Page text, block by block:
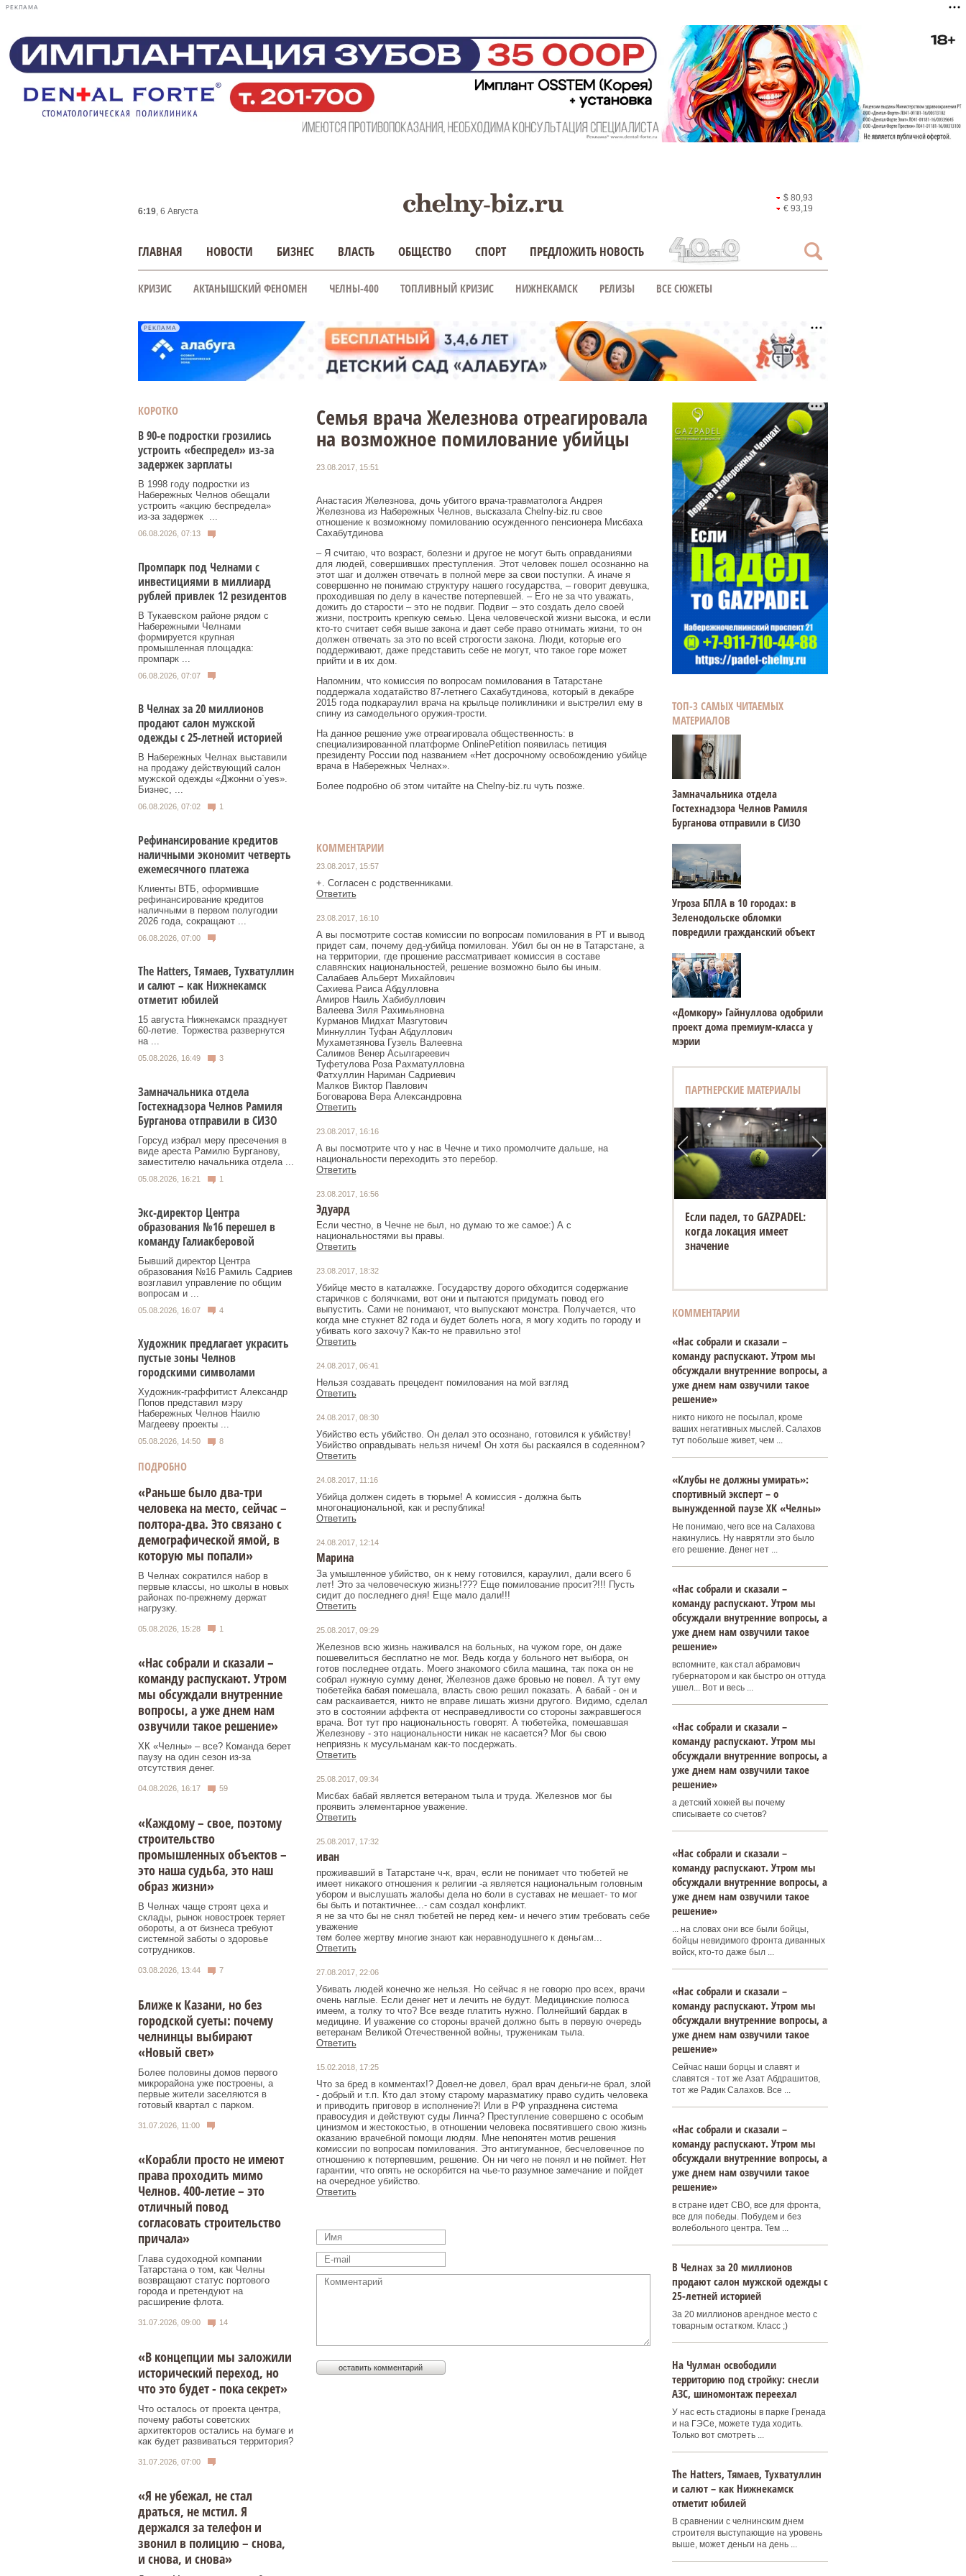
РЕКЛАМА
6:19, 6 Августа
$ 80,93
€ 93,19
ГЛАВНАЯ НОВОСТИ БИЗНЕС ВЛАСТЬ ОБЩЕСТВО СПОРТ ПРЕДЛОЖИТЬ НОВОСТЬ
КРИЗИС АКТАНЫШСКИЙ ФЕНОМЕН ЧЕЛНЫ-400 ТОПЛИВНЫЙ КРИЗИС НИЖНЕКАМСК РЕЛИЗЫ ВСЕ СЮЖЕТЫ
РЕКЛАМА
КОРОТКО
В 90-е подростки грозились
устроить «беспредел» из-за
задержек зарплаты
В 1998 году подростки из
Набережных Челнов обещали
устроить «акцию беспредела»
из‑за задержек ...
06.08.2026, 07:13
Промпарк под Челнами с
инвестициями в миллиард
рублей привлек 12 резидентов
В Тукаевском районе рядом с
Набережными Челнами
формируется крупная
промышленная площадка:
промпарк ...
06.08.2026, 07:07
В Челнах за 20 миллионов
продают салон мужской
одежды с 25-летней историей
В Набережных Челнах выставили
на продажу действующий салон
мужской одежды «Джонни о`yes».
Бизнес, ...
06.08.2026, 07:02 1
Рефинансирование кредитов
наличными экономит четверть
ежемесячного платежа
Клиенты ВТБ, оформившие
рефинансирование кредитов
наличными в первом полугодии
2026 года, сокращают ...
06.08.2026, 07:00
Тhe Нatters, Тямаев, Тухватуллин
и салют – как Нижнекамск
отметит юбилей
15 августа Нижнекамск празднует
60‑летие. Торжества развернутся
на ...
05.08.2026, 16:49 3
Замначальника отдела
Гостехнадзора Челнов Рамиля
Бурганова отправили в СИЗО
Горсуд избрал меру пресечения в
виде ареста Рамилю Бурганову,
заместителю начальника отдела ...
05.08.2026, 16:21 1
Экс-директор Центра
образования №16 перешел в
команду Галиакберовой
Бывший директор Центра
образования №16 Рамиль Садриев
возглавил управление по общим
вопросам и ...
05.08.2026, 16:07 4
Художник предлагает украсить
пустые зоны Челнов
городскими символами
Художник‑граффитист Александр
Попов представил мэру
Набережных Челнов Наилю
Магдееву проекты ...
05.08.2026, 14:50 8
ПОДРОБНО
«Раньше было два-три
человека на место, сейчас –
полтора-два. Это связано с
демографической ямой, в
которую мы попали»
В Челнах сократился набор в
первые классы, но школы в новых
районах по-прежнему держат
нагрузку.
05.08.2026, 15:28 1
«Нас собрали и сказали –
команду распускают. Утром
мы обсуждали внутренние
вопросы, а уже днем нам
озвучили такое решение»
ХК «Челны» – все? Команда берет
паузу на один сезон из-за
отсутствия денег.
04.08.2026, 16:17 59
«Каждому – свое, поэтому
строительство
промышленных объектов –
это наша судьба, это наш
образ жизни»
В Челнах чаще строят цеха и
склады, рынок новостроек теряет
обороты, а от бизнеса требуют
системной заботы о здоровье
сотрудников.
03.08.2026, 13:44 7
Ближе к Казани, но без
городской суеты: почему
челнинцы выбирают
«Новый свет»
Более половины домов первого
микрорайона уже построены, а
первые жители заселяются в
готовый квартал с парком.
31.07.2026, 11:00
«Корабли просто не имеют
права проходить мимо
Челнов. 400-летие – это
отличный повод
согласовать строительство
причала»
Глава судоходной компании
Татарстана о том, как Челны
возвращают статус портового
города и претендуют на
расширение флота.
31.07.2026, 09:00 14
«В концепции мы заложили
исторический переход, но
что это будет - пока секрет»
Что осталось от проекта центра,
почему работы советских
архитекторов остались на бумаге и
как будет развиваться территория?
31.07.2026, 07:00
«Я не убежал, не стал
драться, не мстил. Я
держался за телефон и
звонил в полицию – снова,
и снова, и снова»
Семья врача Железнова отреагировала
на возможное помилование убийцы
23.08.2017, 15:51
Анастасия Железнова, дочь убитого врача-травматолога Андрея
Железнова из Набережных Челнов, высказала Chelny-biz.ru свое
отношение к возможному помилованию осужденного пенсионера Мисбаха
Сахабутдинова
– Я считаю, что возраст, болезни и другое не могут быть оправданиями
для людей, совершивших преступления. Этот человек пошел осознанно на
этот шаг и должен отвечать в полной мере за свои поступки. А иначе я
совершенно не понимаю структуру нашего государства, – говорит девушка,
проходившая по делу в качестве потерпевшей. – Его не за что уважать,
дожить до старости – это не подвиг. Подвиг – это создать дело своей
жизни, построить крепкую семью. Цена человеческой жизни высока, и если
кто-то считает себя выше закона и дает себе право отнимать жизни, то он
должен отвечать за это по всей строгости закона. Люди, которые его
поддерживают, даже представить себе не могут, что такое горе может
прийти и в их дом.
Напомним, что комиссия по вопросам помилования в Татарстане
поддержала ходатайство 87-летнего Сахабутдинова, который в декабре
2015 года подкараулил врача на крыльце поликлиники и выстрелил ему в
спину из самодельного оружия-трости.
На данное решение уже отреагировала общественность: в
специализированной платформе OnlinePetition появилась петиция
президенту России под названием «Нет досрочному освобождению убийце
врача в Набережных Челнах».
Более подробно об этом читайте на Chelny-biz.ru чуть позже.
КОММЕНТАРИИ
23.08.2017, 15:57
+. Согласен с родственниками.
Ответить
23.08.2017, 16:10
А вы посмотрите состав комиссии по вопросам помилования в РТ и вывод
придет сам, почему дед-убийца помилован. Убил бы он не в Татарстане, а
на территории, где прошение рассматривает комиссия в составе
славянских национальностей, решение возможно было бы иным.
Салабаев Альберт Михайлович
Сахиева Раиса Абдулловна
Амиров Наиль Хабибуллович
Валеева Зиля Рахимьяновна
Курманов Мидхат Мазгутович
Миннуллин Туфан Абдуллович
Мухаметзянова Гузель Валеевна
Салимов Венер Асылгареевич
Туфетулова Роза Рахматулловна
Фатхуллин Нариман Садриевич
Малков Виктор Павлович
Боговарова Вера Александровна
Ответить
23.08.2017, 16:16
А вы посмотрите что у нас в Чечне и тихо промолчите дальше, на
национальности переходить это перебор.
Ответить
23.08.2017, 16:56
Эдуард
Если честно, в Чечне не был, но думаю то же самое:) А с
национальностями вы правы.
Ответить
23.08.2017, 18:32
Убийце место в каталажке. Государству дорого обходится содержание
старичков с болячками, вот они и пытаются придумать повод его
выпустить. Сами не понимают, что выпускают монстра. Получается, что
когда мне стукнет 82 года и будет болеть нога, я могу ходить по городу и
убивать кого захочу? Как-то не правильно это!
Ответить
24.08.2017, 06:41
Нельзя создавать прецедент помилования на мой взгляд
Ответить
24.08.2017, 08:30
Убийство есть убийство. Он делал это осознано, готовился к убийству!
Убийство оправдывать нельзя ничем! Он хотя бы раскаялся в содеянном?
Ответить
24.08.2017, 11:16
Убийца должен сидеть в тюрьме! А комиссия - должна быть
многонациональной, как и республика!
Ответить
24.08.2017, 12:14
Марина
За умышленное убийство, он к нему готовился, караулил, дали всего 6
лет! Это за человеческую жизнь!??? Еще помилование просит?!!! Пусть
сидит до последнего дня! Еще мало дали!!!
Ответить
25.08.2017, 09:29
Железнов всю жизнь наживался на больных, на чужом горе, он даже
пошевелиться бесплатно не мог. Ведь когда у больного нет выбора, он
готов последнее отдать. Моего знакомого сбила машина, так пока он не
собрал нужную сумму денег, Железнов даже бровью не повел. А тут ему
тюбетейка бабая помешала, власть свою решил показать. А бабай - он и
сам раскаивается, никто не вправе лишать жизни другого. Видимо, сделал
это в состоянии аффекта от несправедливости со стороны зажравшегося
врача. Вот тут про национальность говорят. А тюбетейка, помешавшая
Железнову - это национальности никак не касается? Мог бы свою
неприязнь к мусульманам как-то посдержать.
Ответить
25.08.2017, 09:34
Мисбах бабай является ветераном тыла и труда. Железнов мог бы
проявить элементарное уважение.
Ответить
25.08.2017, 17:32
иван
проживавший в Татарстане ч-к, врач, если не понимает что тюбетей не
имеет никакого отношения к религии -а является национальным головным
убором и выслушать жалобы дела но боли в суставах не мешает- то мог
бы быть и потактичнее...- сам создал конфликт.
я не за что бы не снял тюбетей не перед кем- и нечего этим требовать себе
уважение
тем более жертву многие знают как неравнодушнего к деньгам...
Ответить
27.08.2017, 22:06
Убивать людей конечно же нельзя. Но сейчас я не говорю про всех, врачи
очень наглые. Если денег нет и лечить не будут. Медицинские полюса
имеем, а толку то что? Все везде платить нужно. Полнейший бардак в
медицине. И уважение со стороны врачей должно быть в первую очередь
ветеранам Великой Отечественной войны, труженикам тыла.
Ответить
15.02.2018, 17:25
Что за бред в комментах!? Довел-не довел, брал врач деньги-не брал, злой
- добрый и т.п. Кто дал этому старому маразматику право судить человека
и приводить приговор в исполнение?! Или в РФ упразднена система
правосудия и действуют суды Линча? Преступление совершено с особым
цинизмом и жестокостью, в отношении человека посвятившего свою жизнь
оказанию врачебной помощи людям. Мне непонятен мотив решения
комиссии по вопросам помилования. Это антигуманное, бесчеловечное по
отношению к потерпевшим, решение. Он ни чего не понял и не поймет. Нет
гарантии, что опять не оскорбится на чье-то разумное замечание и пойдет
Ответить
ТОП-3 САМЫХ ЧИТАЕМЫХ
МАТЕРИАЛОВ
Замначальника отдела
Гостехнадзора Челнов Рамиля
Бурганова отправили в СИЗО
Угроза БПЛА в 10 городах: в
Зеленодольске обломки
повредили гражданский объект
«Домкору» Гайнуллова одобрили
проект дома премиум-класса у
мэрии
ПАРТНЕРСКИЕ МАТЕРИАЛЫ
Если падел, то GAZPADEL:
когда локация имеет
значение
КОММЕНТАРИИ
«Нас собрали и сказали –
команду распускают. Утром мы
обсуждали внутренние вопросы, а
уже днем нам озвучили такое
решение»
никто никого не посылал, кроме
ваших негативных мыслей. Салахов
тут побольше живет, чем ...
«Клубы не должны умирать»:
спортивный эксперт – о
вынужденной паузе ХК «Челны»
Не понимаю, чего все на Салахова
накинулись. Ну наврятли это было
его решение. Денег нет ...
«Нас собрали и сказали –
команду распускают. Утром мы
обсуждали внутренние вопросы, а
уже днем нам озвучили такое
решение»
вспомните, как стал абрамович
губернатором и как быстро он оттуда
ушел... Вот и весь ...
«Нас собрали и сказали –
команду распускают. Утром мы
обсуждали внутренние вопросы, а
уже днем нам озвучили такое
решение»
а детский хоккей вы почему
списываете со счетов?
«Нас собрали и сказали –
команду распускают. Утром мы
обсуждали внутренние вопросы, а
уже днем нам озвучили такое
решение»
... на словах они все были бойцы,
бойцы невидимого фронта диванных
войск, кто-то даже был ...
«Нас собрали и сказали –
команду распускают. Утром мы
обсуждали внутренние вопросы, а
уже днем нам озвучили такое
решение»
Сейчас наши борцы и славят и
славятся - тот же Азат Абдрашитов,
тот же Радик Салахов. Все ...
«Нас собрали и сказали –
команду распускают. Утром мы
обсуждали внутренние вопросы, а
уже днем нам озвучили такое
решение»
в стране идет СВО, все для фронта,
все для победы. Побудем и без
волебольного центра. Тем ...
В Челнах за 20 миллионов
продают салон мужской одежды с
25-летней историей
За 20 миллионов арендное место с
товарным остатком. Класс ;)
На Чулман освободили
территорию под стройку: снесли
АЗС, шиномонтаж переехал
У нас есть стадионы в парке Гренада
и на ГЭСе, можете туда ходить.
Только вот смотреть ...
Тhe Нatters, Тямаев, Тухватуллин
и салют – как Нижнекамск
отметит юбилей
В сравнении с челнинским днем
строителя выступающие на уровень
выше, может деньги на день ...